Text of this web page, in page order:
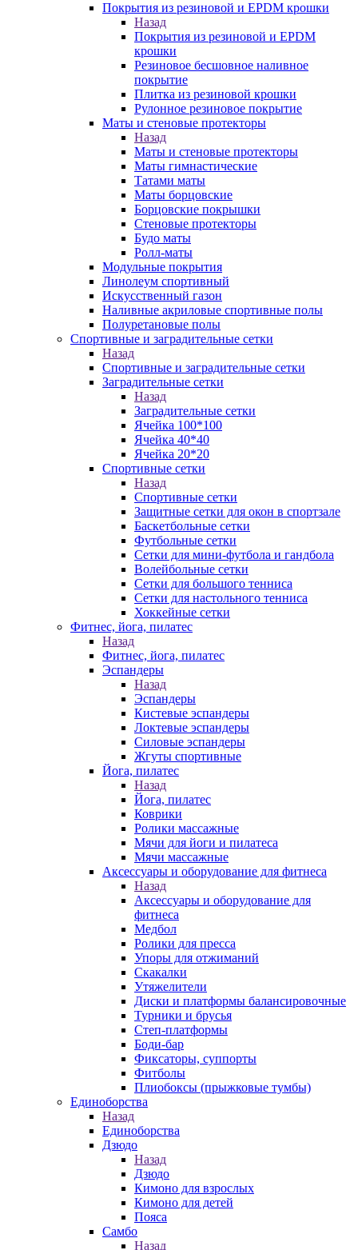
Покрытия из резиновой и EPDM крошки
Назад
Покрытия из резиновой и EPDM
крошки
Резиновое бесшовное наливное
покрытие
Плитка из резиновой крошки
Рулонное резиновое покрытие
Маты и стеновые протекторы
Назад
Маты и стеновые протекторы
Маты гимнастические
Татами маты
Маты борцовские
Борцовские покрышки
Стеновые протекторы
Будо маты
Ролл-маты
Модульные покрытия
Линолеум спортивный
Искусственный газон
Наливные акриловые спортивные полы
Полуретановые полы
Спортивные и заградительные сетки
Назад
Спортивные и заградительные сетки
Заградительные сетки
Назад
Заградительные сетки
Ячейка 100*100
Ячейка 40*40
Ячейка 20*20
Спортивные сетки
Назад
Спортивные сетки
Защитные сетки для окон в спортзале
Баскетбольные сетки
Футбольные сетки
Сетки для мини-футбола и гандбола
Волейбольные сетки
Сетки для большого тенниса
Сетки для настольного тенниса
Хоккейные сетки
Фитнес, йога, пилатес
Назад
Фитнес, йога, пилатес
Эспандеры
Назад
Эспандеры
Кистевые эспандеры
Локтевые эспандеры
Силовые эспандеры
Жгуты спортивные
Йога, пилатес
Назад
Йога, пилатес
Коврики
Ролики массажные
Мячи для йоги и пилатеса
Мячи массажные
Аксессуары и оборудование для фитнеса
Назад
Аксессуары и оборудование для
фитнеса
Медбол
Ролики для пресса
Упоры для отжиманий
Скакалки
Утяжелители
Диски и платформы балансировочные
Турники и брусья
Степ-платформы
Боди-бар
Фиксаторы, суппорты
Фитболы
Плиобоксы (прыжковые тумбы)
Единоборства
Назад
Единоборства
Дзюдо
Назад
Дзюдо
Кимоно для взрослых
Кимоно для детей
Пояса
Самбо
Назад